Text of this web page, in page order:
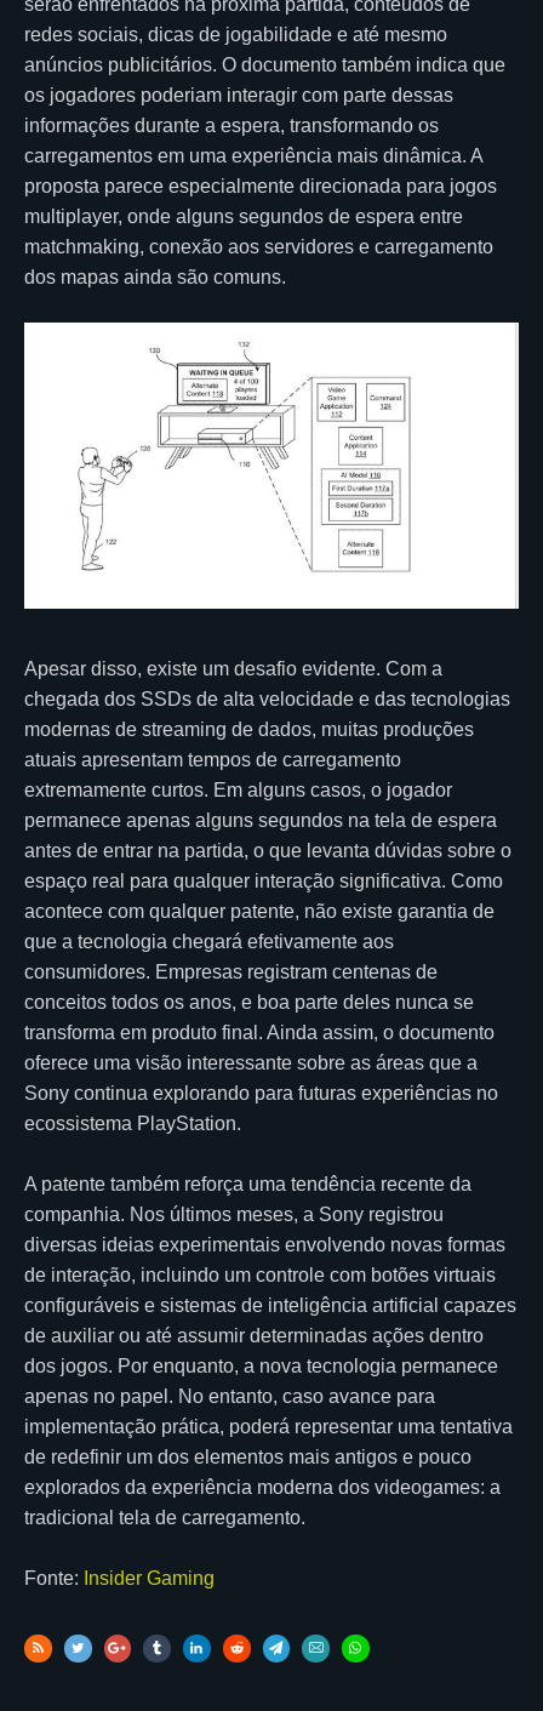
redes sociais, dicas de jogabilidade e até mesmo
anúncios publicitários. O documento também indica que
os jogadores poderiam interagir com parte dessas
informações durante a espera, transformando os
carregamentos em uma experiência mais dinâmica. A
proposta parece especialmente direcionada para jogos
multiplayer, onde alguns segundos de espera entre
matchmaking, conexão aos servidores e carregamento
dos mapas ainda são comuns.
Apesar disso, existe um desafio evidente. Com a
chegada dos SSDs de alta velocidade e das tecnologias
modernas de streaming de dados, muitas produções
atuais apresentam tempos de carregamento
extremamente curtos. Em alguns casos, o jogador
permanece apenas alguns segundos na tela de espera
antes de entrar na partida, o que levanta dúvidas sobre o
espaço real para qualquer interação significativa. Como
acontece com qualquer patente, não existe garantia de
que a tecnologia chegará efetivamente aos
consumidores. Empresas registram centenas de
conceitos todos os anos, e boa parte deles nunca se
transforma em produto final. Ainda assim, o documento
oferece uma visão interessante sobre as áreas que a
Sony continua explorando para futuras experiências no
ecossistema PlayStation.
A patente também reforça uma tendência recente da
companhia. Nos últimos meses, a Sony registrou
diversas ideias experimentais envolvendo novas formas
de interação, incluindo um controle com botões virtuais
configuráveis e sistemas de inteligência artificial capazes
de auxiliar ou até assumir determinadas ações dentro
dos jogos. Por enquanto, a nova tecnologia permanece
apenas no papel. No entanto, caso avance para
implementação prática, poderá representar uma tentativa
de redefinir um dos elementos mais antigos e pouco
explorados da experiência moderna dos videogames: a
tradicional tela de carregamento.
Fonte: Insider Gaming